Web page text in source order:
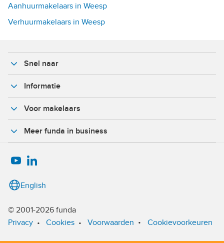
Aanhuurmakelaars in Weesp
Verhuurmakelaars in Weesp
Snel naar
Informatie
Voor makelaars
Meer funda in business
© 2001-2026 funda
Privacy • Cookies • Voorwaarden • Cookievoorkeuren
English